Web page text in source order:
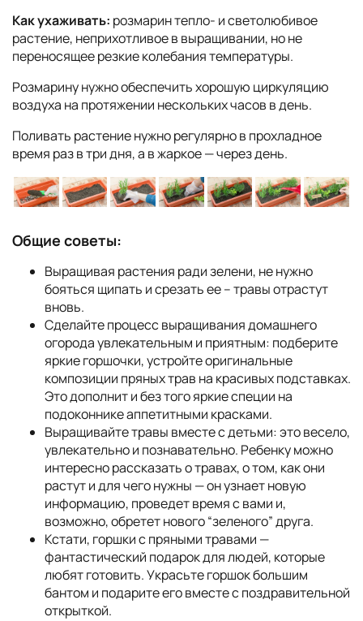
Как ухаживать: розмарин тепло- и светолюбивое
растение, неприхотливое в выращивании, но не
переносящее резкие колебания температуры.
Розмарину нужно обеспечить хорошую циркуляцию
воздуха на протяжении нескольких часов в день.
Поливать растение нужно регулярно в прохладное
время раз в три дня, а в жаркое — через день.
Общие советы:
Выращивая растения ради зелени, не нужно
бояться щипать и срезать ее – травы отрастут
вновь.
Сделайте процесс выращивания домашнего
огорода увлекательным и приятным: подберите
яркие горшочки, устройте оригинальные
композиции пряных трав на красивых подставках.
Это дополнит и без того яркие специи на
подоконнике аппетитными красками.
Выращивайте травы вместе с детьми: это весело,
увлекательно и познавательно. Ребенку можно
интересно рассказать о травах, о том, как они
растут и для чего нужны — он узнает новую
информацию, проведет время с вами и,
возможно, обретет нового “зеленого” друга.
Кстати, горшки с пряными травами —
фантастический подарок для людей, которые
любят готовить. Украсьте горшок большим
бантом и подарите его вместе с поздравительной
открыткой.